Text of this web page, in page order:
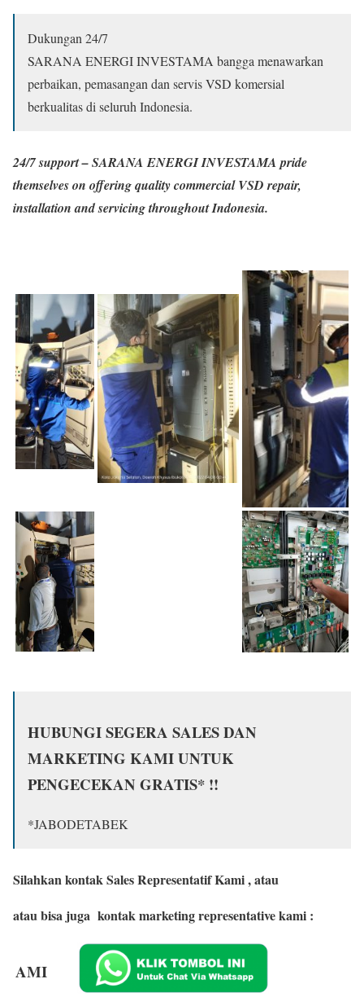
Dukungan 24/7
SARANA ENERGI INVESTAMA bangga menawarkan
perbaikan, pemasangan dan servis VSD komersial
berkualitas di seluruh Indonesia.
24/7 support –SARANA ENERGI INVESTAMA pride
themselves on offering quality commercial VSD repair,
installation and servicing throughout Indonesia.
HUBUNGI SEGERA SALES DAN
MARKETING KAMI UNTUK
PENGECEKAN GRATIS* !!
*JABODETABEK
Silahkan kontak Sales Representatif Kami , atau
atau bisa juga kontak marketing representative kami :
AMI